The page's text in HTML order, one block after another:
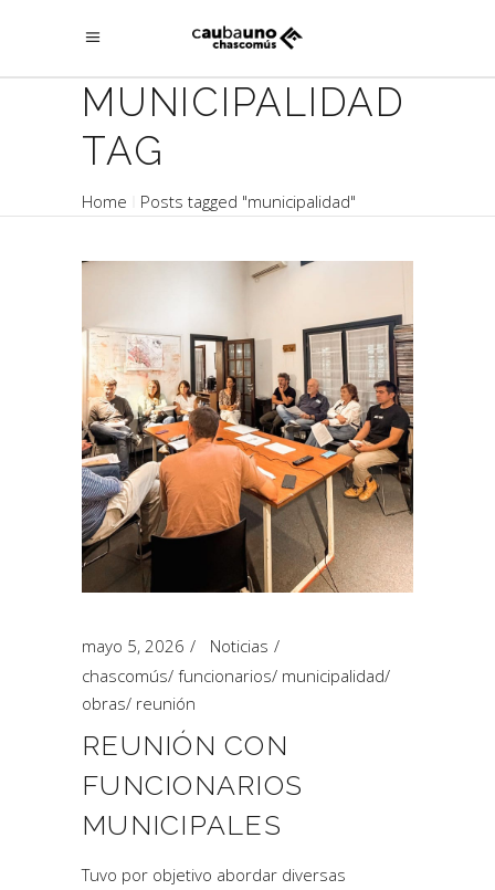
MUNICIPALIDAD
TAG
Home Posts tagged "municipalidad"
mayo 5, 2026
Noticias
chascomús/ funcionarios/ municipalidad/
obras/ reunión
REUNIÓN CON
FUNCIONARIOS
MUNICIPALES
Tuvo por objetivo abordar diversas